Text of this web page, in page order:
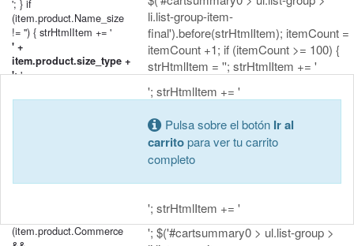
'; } if
(item.product.Name_size
!= '') { strHtmlItem += '
' +
item.product.size_type +
':'+
'; } if
(item.product.Name_classification
item.product.classification_type
item.product.Name_classification
(item.product.Commerce
li.list-group-item-
final').before(strHtmlItem); itemCount =
itemCount +1; if (itemCount >= 100) {
strHtmlItem = ''; strHtmlItem += '
'; strHtmlItem += '
Pulsa sobre el botón Ir al
carritopara ver tu carrito
completo
'; strHtmlItem += '
'; $('#cartsummary0 > ul.list-group >